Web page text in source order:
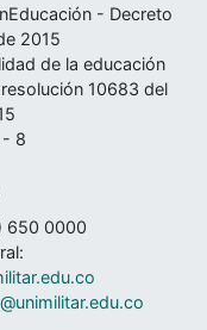
- Decreto
2015
de la educación
10683 del
- 8
650 0000